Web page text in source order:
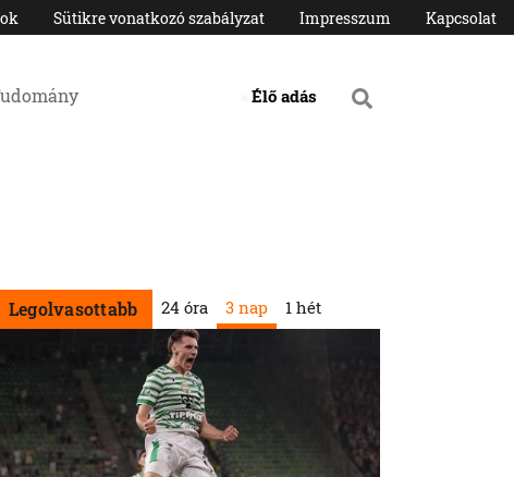
Sütikre vonatkozó szabályzat Impresszum Kapcsolat
Élő adás
Legolvasottabb 24 óra 3 nap 1 hét